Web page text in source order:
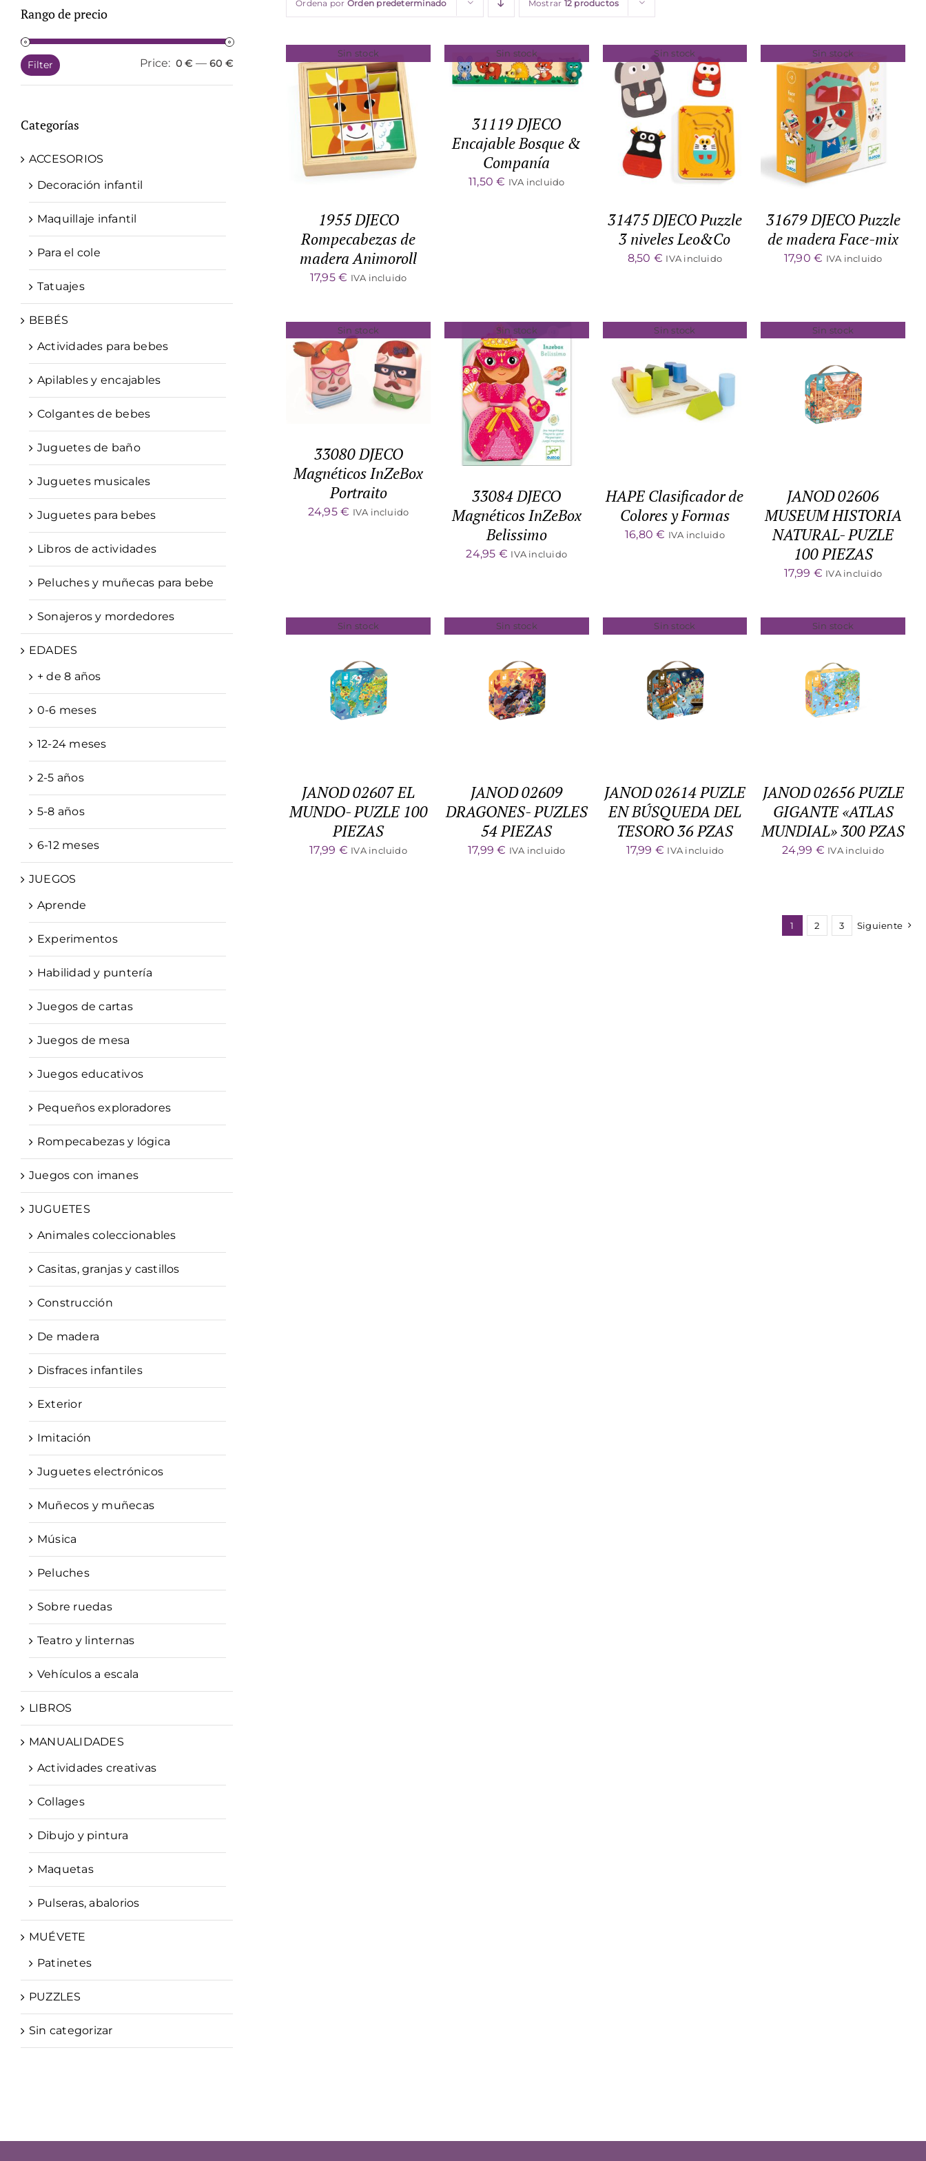
Ordena por Orden predeterminado Mostrar 12 productos
Sin stock
DETALLES
1955 DJECO
Rompecabezas de
madera Animoroll
17,95€ IVA incluido
Sin stock
DETALLES
31119 DJECO
Encajable Bosque &
Companía
11,50€ IVA incluido
Sin stock
DETALLES
31475 DJECO Puzzle
3 niveles Leo&Co
8,50 € IVA incluido
Sin stock
DETALLES
31679 DJECO Puzzle
de madera Face-mix
17,90€ IVA incluido
Sin stock
DETALLES
33080 DJECO
Magnéticos InZeBox
Portraito
24,95€ IVA incluido
Sin stock
DETALLES
33084 DJECO
Magnéticos InZeBox
Belissimo
24,95 € IVA incluido
Sin stock
DETALLES
HAPE Clasificador de
Colores y Formas
16,80€ IVA incluido
Sin stock
DETALLES
JANOD 02606
MUSEUM HISTORIA
NATURAL- PUZLE
100 PIEZAS
17,99 € IVA incluido
Sin stock
DETALLES
JANOD 02607 EL
MUNDO- PUZLE 100
PIEZAS
17,99 € IVA incluido
Sin stock
DETALLES
JANOD 02609
DRAGONES- PUZLES
54 PIEZAS
17,99€ IVA incluido
Sin stock
DETALLES
JANOD 02614 PUZLE
EN BÚSQUEDA DEL
TESORO 36 PZAS
17,99 € IVA incluido
Sin stock
DETALLES
JANOD 02656 PUZLE
GIGANTE «ATLAS
MUNDIAL» 300 PZAS
24,99 € IVA incluido
1 2 3 Siguiente
Rango de precio
Min
price
Max
price
Filter Price: 0 € —60 €
Categorías
ACCESORIOS
Decoración infantil
Maquillaje infantil
Para el cole
Tatuajes
BEBÉS
Actividades para bebes
Apilables y encajables
Colgantes de bebes
Juguetes de baño
Juguetes musicales
Juguetes para bebes
Libros de actividades
Peluches y muñecas para bebe
Sonajeros y mordedores
EDADES
+ de 8 años
0-6 meses
12-24 meses
2-5 años
5-8 años
6-12 meses
JUEGOS
Aprende
Experimentos
Habilidad y puntería
Juegos de cartas
Juegos de mesa
Juegos educativos
Pequeños exploradores
Rompecabezas y lógica
Juegos con imanes
JUGUETES
Animales coleccionables
Casitas, granjas y castillos
Construcción
De madera
Disfraces infantiles
Exterior
Imitación
Juguetes electrónicos
Muñecos y muñecas
Música
Peluches
Sobre ruedas
Teatro y linternas
Vehículos a escala
LIBROS
MANUALIDADES
Actividades creativas
Collages
Dibujo y pintura
Maquetas
Pulseras, abalorios
MUÉVETE
Patinetes
PUZZLES
Sin categorizar